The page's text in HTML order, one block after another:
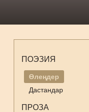
ПОЭЗИЯ
Өлеңдер
Дастандар
ПРОЗА